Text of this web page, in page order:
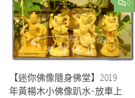
0
【迷你佛像隨身佛堂】2019
年黃楊木小佛像趴水~放車上